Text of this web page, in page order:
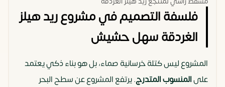
فلسفة التصميم في مشروع ريد هيلز
الغردقة سهل حشيش
المشروع ليس كتلة خرسانية صماء، بل هو بناء ذكي يعتمد
علىالمنسوب المتدرج. يرتفع المشروع عن سطح البحر